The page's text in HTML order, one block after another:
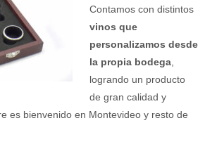
Contamos con distintos
vinos que
personalizamos desde
la propia bodega
logrando un producto
de gran calidad y
es bienvenido en Montevideo y resto de